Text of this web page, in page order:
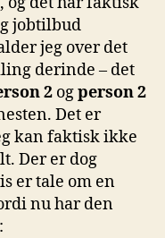
jobtilbud
jeg over det
derinde – det
2 ogperson 2
Det er
kan faktisk ikke
Der er dog
er tale om en
nu har den